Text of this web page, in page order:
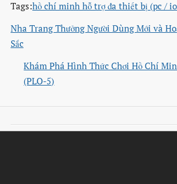
Tags:hồ chí minh hỗ trợ đa thiết bị (pc /
Nha Trang Thưởng Người Dùng Mới và
Sắc
Khám Phá Hình Thức Chơi Hồ Chí
(PLO-5)